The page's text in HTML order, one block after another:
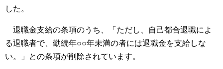
した。
退職金支給の条項のうち、「ただし、自己都合退職によ
る退職者で、勤続年○○年未満の者には退職金を支給しな
い。」との条項が削除されています。